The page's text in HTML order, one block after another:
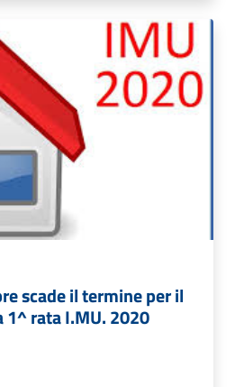
scade il termine per il
1^ rata I.MU. 2020